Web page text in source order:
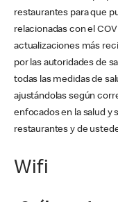
restaurantes para que
relacionadas con el
actualizaciones más
por las autoridades de
todas las medidas de
ajustándolas según
enfocados en la salud y
restaurantes y de
Wifi